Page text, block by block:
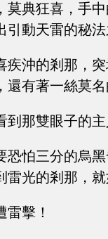
莫典狂喜，手
引動天雷的秘
疾沖的剎那，
還有著一絲莫
到那雙眼子的
恐怕三分的烏
雷光的剎那，
擊！